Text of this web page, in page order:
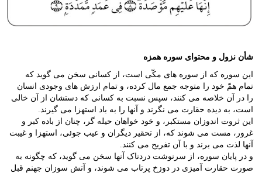
شأن نزول و محتوای سوره همزه
این سوره که از سوره های مکّی است، از کسانی سخن می گوید که
تمام همّ خود را متوجه جمع مال کرده، و تمام ارزش های وجودی انسان
را در آن خلاصه می کنند، سپس نسبت به کسانی که دستشان از آن خالی
است، به دیده حقارت می نگرند و آنها را به باد استهزا می گیرند.
این ثروت اندوزان مستکبر، و خود خواهان حیله گر، چنان از باده کبر و
غرور، مست می شوند که، از تحقیر دیگران و عیب جوئى، استهزا و غیبت
آنها لذت می برند و با آن تفریح می کنند.
و در پایان سوره، از سرنوشت دردناک آنها سخن می گوید، که چگونه به
صورت حقارت آمیزی در دوزخ پرتاب می شوند، و آتش سوزان جهنم قبل